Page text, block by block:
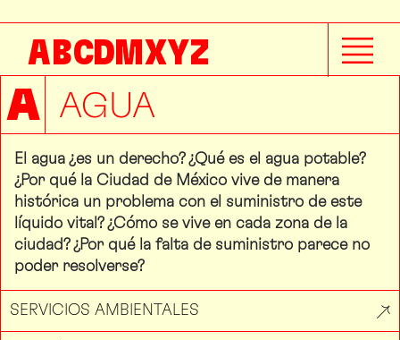
ABCDMXYZ
A AGUA
El agua ¿es un derecho? ¿Qué es el agua potable?
¿Por qué la Ciudad de México vive de manera
histórica un problema con el suministro de este
líquido vital? ¿Cómo se vive en cada zona de la
ciudad? ¿Por qué la falta de suministro parece no
poder resolverse?
SERVICIOS AMBIENTALES